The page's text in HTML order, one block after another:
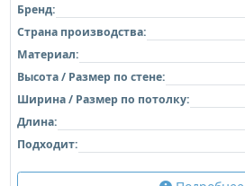
Бренд:
Страна производства:
Материал:
Высота / Размер по стене:
Ширина / Размер по потолку:
Длина:
Подходит: